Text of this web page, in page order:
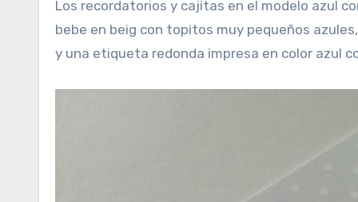
Los recordatorios y cajitas en el modelo azul
bebe en beig con topitos muy pequeños
y una etiqueta redonda impresa en color azul